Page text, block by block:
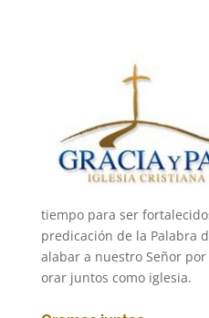
tiempo para ser
predicación de la Palabra
alabar a nuestro Señor
orar juntos como iglesia.